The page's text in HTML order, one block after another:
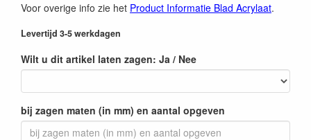
Voor overige info zie het Product Informatie Blad Acrylaat.
Levertijd 3-5 werkdagen
Wilt u dit artikel laten zagen: Ja / Nee
bij zagen maten (in mm) en aantal opgeven